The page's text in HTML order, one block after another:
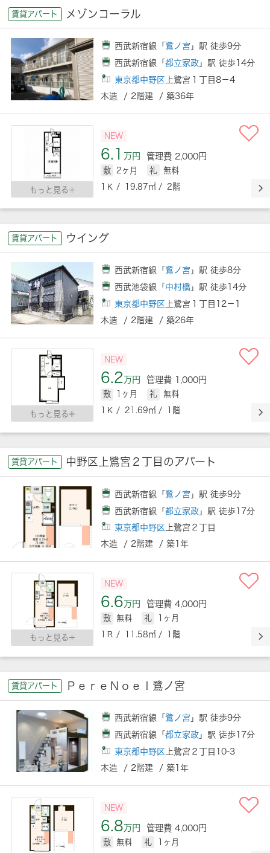
賃貸アパート メゾンコーラル
西武新宿線「鷺ノ宮 」駅 徒歩9分
西武新宿線「都立家政 」駅 徒歩14分
東京都中野区
上鷺宮１丁目8－4
木造 / 2階建 / 築36年
もっと見る
NEW
6.1万円 管理費 2,000円
敷 2ヶ月 礼
無料
1Ｋ / 19.87㎡ / 2階
賃貸アパート ウイング
西武新宿線「鷺ノ宮 」駅 徒歩8分
西武池袋線「 中村橋 」駅 徒歩14分
東京都中野区 上鷺宮１丁目12－1
木造 / 2階建 / 築26年
もっと見る
NEW
6.2万円 管理費 1,000円
敷 1ヶ月 礼
無料
1Ｋ / 21.69㎡ / 1階
賃貸アパート 中野区上鷺宮２丁目のアパート
西武新宿線「鷺ノ宮 」駅 徒歩9分
西武新宿線「都立家政 」駅 徒歩17分
東京都中野区
上鷺宮２丁目
木造 / 2階建 / 築1年
もっと見る
NEW
6.6万円 管理費 4,000円
敷 無料 礼
1ヶ月
1Ｒ / 11.58㎡ / 1階
賃貸アパート ＰｅｒｅＮｏｅｌ鷺ノ宮
西武新宿線「鷺ノ宮 」駅 徒歩9分
西武新宿線「都立家政 」駅 徒歩17分
東京都中野区
上鷺宮２丁目10-3
木造 / 2階建 / 築1年
NEW
6.8万円 管理費 4,000円
敷 無料 礼
1ヶ月